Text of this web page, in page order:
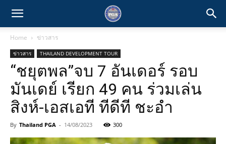
Home ข่าวสาร
ข่าวสาร THAILAND DEVELOPMENT TOUR
“ชยุตพล”จบ 7 อันเดอร์ รอบ
มันเดย์ เรียก 49 คน ร่วมเล่น
สิงห์-เอสเอที ทีดีที ชะอำ
By Thailand PGA - 14/08/2023 300